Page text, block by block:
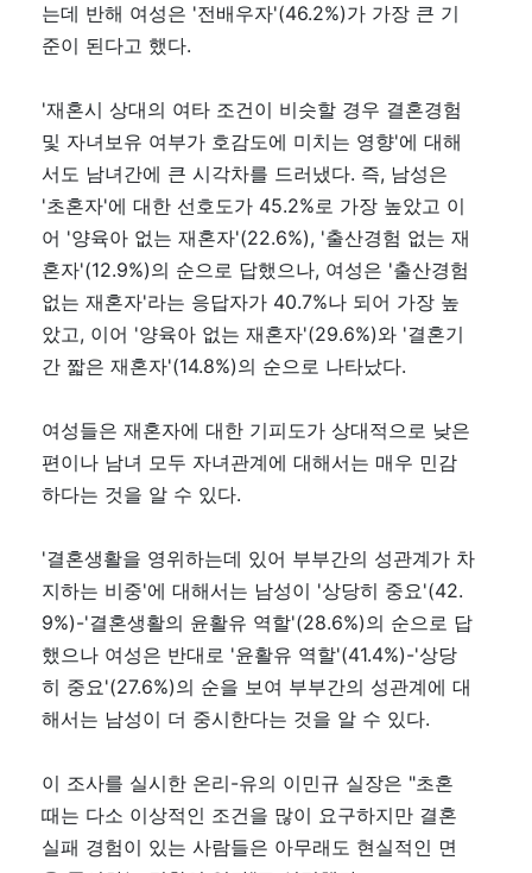
는데 반해 여성은 '전배우자'(46.2%)가 가장 큰 기
준이 된다고 했다.
'재혼시 상대의 여타 조건이 비슷할 경우 결혼경험
및 자녀보유 여부가 호감도에 미치는 영향'에 대해
서도 남녀간에 큰 시각차를 드러냈다. 즉, 남성은
'초혼자'에 대한 선호도가 45.2%로 가장 높았고 이
어 '양육아 없는 재혼자'(22.6%), '출산경험 없는 재
혼자'(12.9%)의 순으로 답했으나, 여성은 '출산경험
없는 재혼자'라는 응답자가 40.7%나 되어 가장 높
았고, 이어 '양육아 없는 재혼자'(29.6%)와 '결혼기
간 짧은 재혼자'(14.8%)의 순으로 나타났다.
여성들은 재혼자에 대한 기피도가 상대적으로 낮은
편이나 남녀 모두 자녀관계에 대해서는 매우 민감
하다는 것을 알 수 있다.
'결혼생활을 영위하는데 있어 부부간의 성관계가 차
지하는 비중'에 대해서는 남성이 '상당히 중요'(42.
9%)-'결혼생활의 윤활유 역할'(28.6%)의 순으로 답
했으나 여성은 반대로 '윤활유 역할'(41.4%)-'상당
히 중요'(27.6%)의 순을 보여 부부간의 성관계에 대
해서는 남성이 더 중시한다는 것을 알 수 있다.
이 조사를 실시한 온리-유의 이민규 실장은 "초혼
때는 다소 이상적인 조건을 많이 요구하지만 결혼
실패 경험이 있는 사람들은 아무래도 현실적인 면